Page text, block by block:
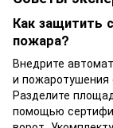
Как защитить
пожара?
Внедрите
и
Разделите
помощью